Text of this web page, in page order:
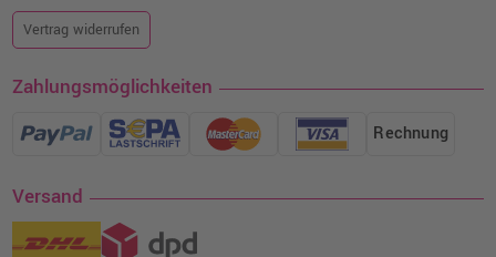
Vertrag widerrufen
Zahlungsmöglichkeiten
Rechnung
Versand